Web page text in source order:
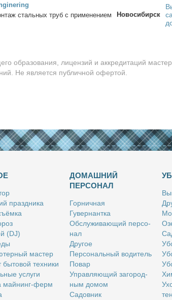
сталь­ных труб с при­ме­не­ни­ем
Новосибирск
образования, лицензий и аккредитаций
Не является публичной офертой.
празд­ни­ка
(DJ)
ма­стер
бы­то­вой тех­ни­ки
услу­ги
май­нинг-ферм
ДОМАШНИЙ
ПЕРСОНАЛ
Гор­нич­ная
Гу­вер­нант­ка
Об­слу­жи­ва­ю­щий пер­со­
нал
Дру­гое
Пер­со­наль­ный во­ди­тель
По­вар
Управ­ля­ю­щий за­го­род­
ным до­мом
Са­дов­ник